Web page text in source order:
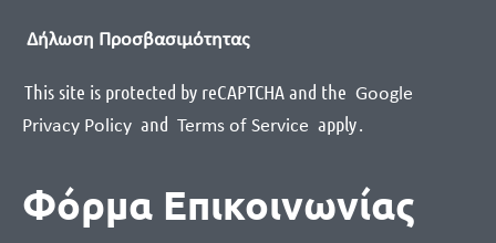
Δήλωση Προσβασιμότητας
This site is protected by reCAPTCHA and the Google
Privacy Policy and Terms of Service apply.
Φόρμα Επικοινωνίας